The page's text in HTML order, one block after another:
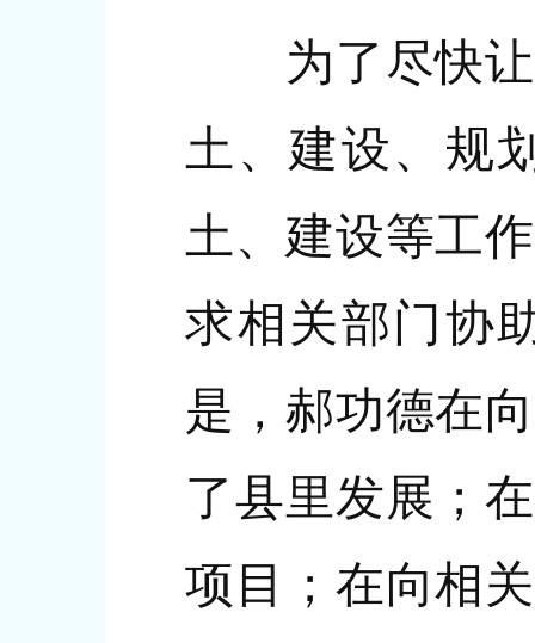
为了尽快让
土、建设、规
土、建设等工
求相关部门协
是，郝功德在
了县里发展；
项目；在向相